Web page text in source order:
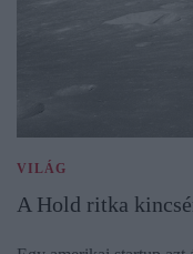
VILÁG
A Hold ritka